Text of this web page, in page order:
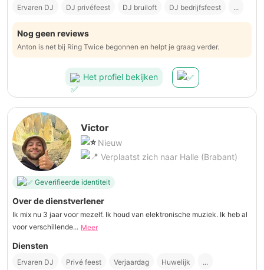
Ervaren DJ DJ privéfeest DJ bruiloft DJ bedrijfsfeest ...
Nog geen reviews
Anton is net bij Ring Twice begonnen en helpt je graag verder.
Het profiel bekijken
Victor
Nieuw
Verplaatst zich naar Halle (Brabant)
Geverifieerde identiteit
Over de dienstverlener
Ik mix nu 3 jaar voor mezelf. Ik houd van elektronische muziek. Ik heb al
voor verschillende... Meer
Diensten
Ervaren DJ Privé feest Verjaardag Huwelijk ...